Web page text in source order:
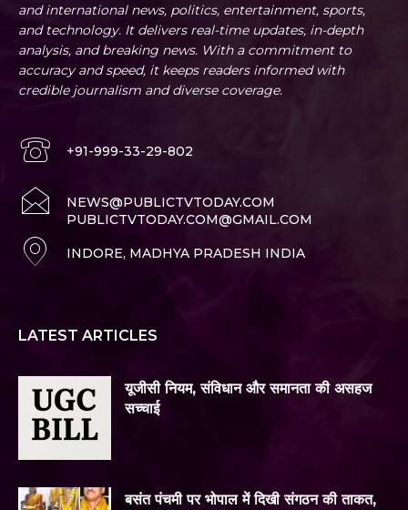
and international news, politics, entertainment, sports,
and technology. It delivers real-time updates, in-depth
analysis, and breaking news. With a commitment to
accuracy and speed, it keeps readers informed with
credible journalism and diverse coverage.
+91-999-33-29-802
NEWS@PUBLICTVTODAY.COM
PUBLICTVTODAY.COM@GMAIL.COM
INDORE, MADHYA PRADESH INDIA
LATEST ARTICLES
यूजीसी नियम, संविधान और समानता की असहज
सच्चाई
बसंत पंचमी पर भोपाल में दिखी संगठन की ताकत,